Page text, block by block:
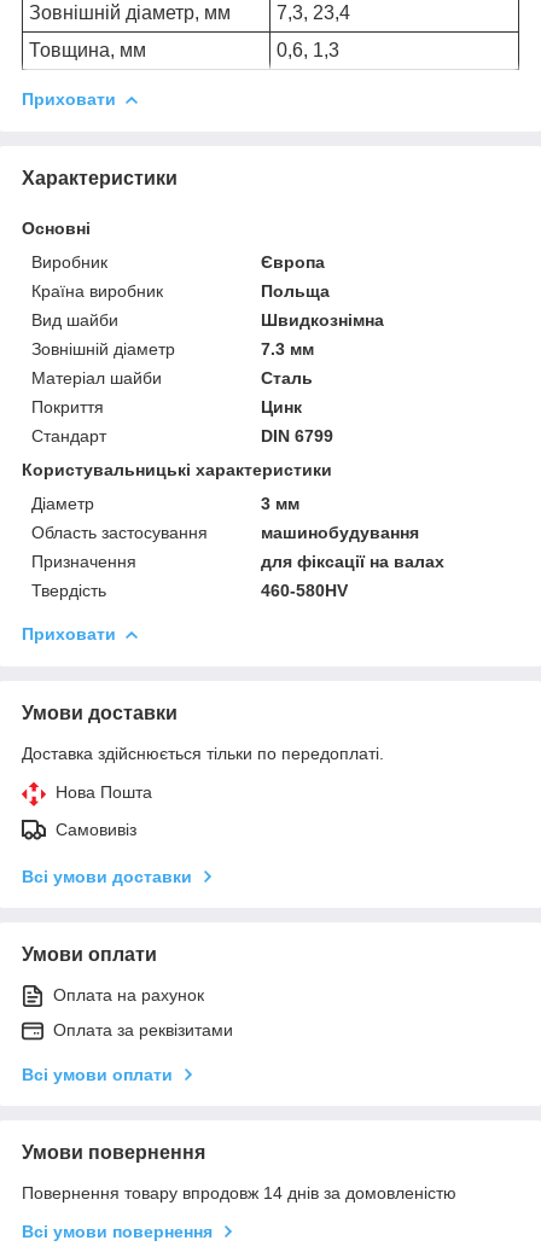
Зовнішній діаметр, мм
7,3, 23,4
Товщина, мм
0,6, 1,3
Приховати
Характеристики
Основні
Виробник
Європа
Країна виробник
Польща
Вид шайби
Швидкознімна
Зовнішній діаметр
7.3 мм
Матеріал шайби
Сталь
Покриття
Цинк
Стандарт
DIN 6799
Користувальницькі характеристики
Діаметр
3 мм
Область застосування
машинобудування
Призначення
для фіксації на валах
Твердість
460-580HV
Приховати
Умови доставки
Доставка здійснюється тільки по передоплаті.
Нова Пошта
Самовивіз
Всі умови доставки
Умови оплати
Оплата на рахунок
Оплата за реквізитами
Всі умови оплати
Умови повернення
Повернення товару впродовж 14 днів за домовленістю
Всі умови повернення